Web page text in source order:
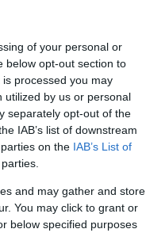
of your personal or
below opt-out section to
processed you may
utilized by us or personal
separately opt-out of the
IAB’s list of downstream
on the IAB’s List of
and may gather and store
You may click to grant or
below specified purposes